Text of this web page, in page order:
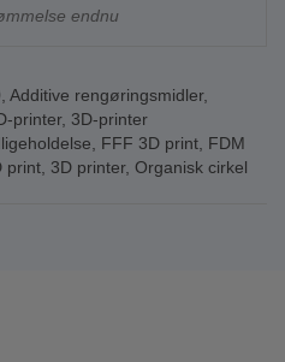
endnu
, Additive rengøringsmidler,
printer, 3D-printer
, FFF 3D print, FDM
print, 3D printer, Organisk cirkel